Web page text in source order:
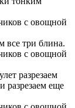
все три блина.
разрезаем
разрезаем еще